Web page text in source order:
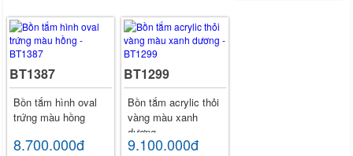
BT1387
Bồn tắm hình oval
trứng màu hồng
8.700.000đ
BT1299
Bồn tắm acrylic thỏi
vàng màu xanh
dương
9.100.000đ